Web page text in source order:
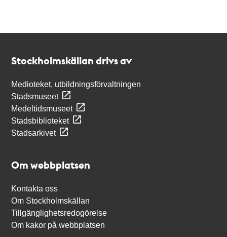
Stockholmskällan drivs av
Medioteket, utbildningsförvaltningen
Stadsmuseet
Medeltidsmuseet
Stadsbiblioteket
Stadsarkivet
Om webbplatsen
Kontakta oss
Om Stockholmskällan
Tillgänglighetsredogörelse
Om kakor på webbplatsen